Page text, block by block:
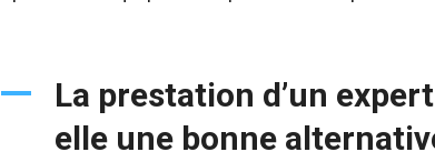
La prestation d’un
elle une bonne